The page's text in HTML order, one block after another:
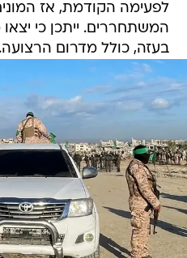
לפעימה הקודמת, אז
המשתחררים. ייתכן כי
בעזה, כולל מדרום הרצועה.